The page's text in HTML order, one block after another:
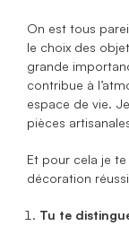
On est tous
le choix des
grande
contribue à
espace de vie.
pièces
Et pour cela je
décoration
Tu te